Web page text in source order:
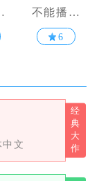
不能播的
剧情
6
中文